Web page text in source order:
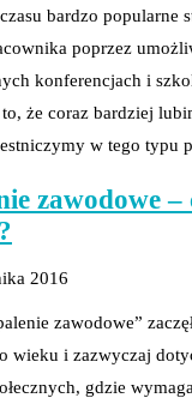
bardzo popularne
poprzez
konferencjach i
że coraz bardziej
w tego typu
zawodowe –
2016
zawodowe”
wieku i zazwyczaj
gdzie